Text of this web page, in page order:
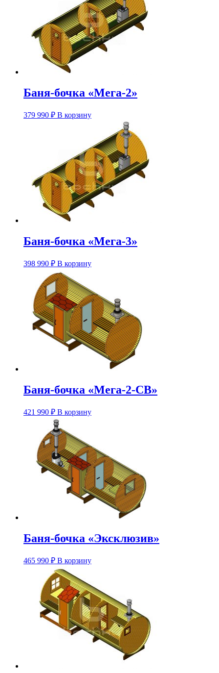
Опции
можно
выбрать
на
странице
товара.
Баня-бочка «Мега-2»
379 990 ₽ В корзинуЭтот
несколько
вариаций.
Опции
можно
выбрать
на
странице
товара.
Баня-бочка «Мега-3»
398 990 ₽ В корзинуЭтот
несколько
вариаций.
Опции
можно
выбрать
на
странице
товара.
Баня-бочка «Мега-2-СВ»
421 990 ₽ В корзинуЭтот
вариаций.
Опции
можно
выбрать
на
странице
товара.
Баня-бочка «Эксклюзив»
465 990 ₽ В корзинуЭтот
несколько
вариаций.
Опции
можно
выбрать
на
странице
товара.